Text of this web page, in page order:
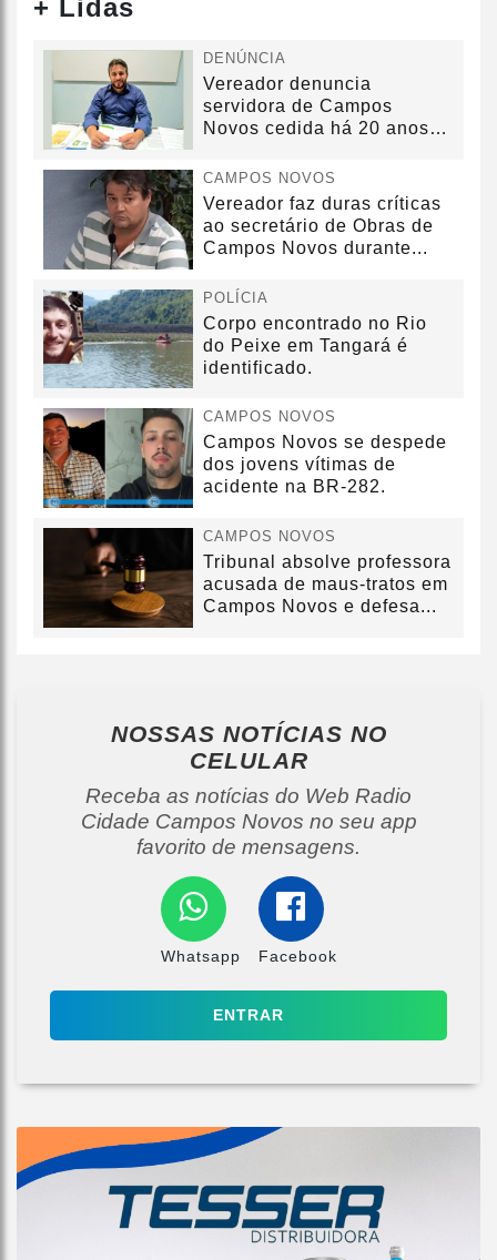
+ Lidas
DENÚNCIA
Vereador denuncia
servidora de Campos
Novos cedida há 20 anos
CAMPOS NOVOS
Vereador faz duras críticas
ao secretário de Obras de
Campos Novos durante...
POLÍCIA
Corpo encontrado no Rio
do Peixe em Tangará é
identificado.
CAMPOS NOVOS
Campos Novos se despede
dos jovens vítimas de
acidente na BR-282.
CAMPOS NOVOS
Tribunal absolve professora
acusada de maus-tratos em
Campos Novos e defesa...
NOSSAS NOTÍCIAS NO
CELULAR
Receba as notícias do Web Radio
Cidade Campos Novos no seu app
favorito de mensagens.
Whatsapp Facebook
ENTRAR